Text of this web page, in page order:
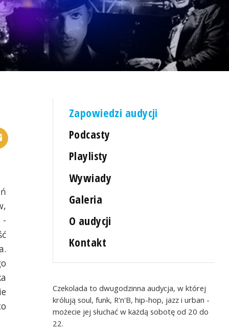
-
Zapowiedzi audycji
Podcasty
Playlisty
Wywiady
Galeria
O audycji
Kontakt
Czekolada to dwugodzinna audycja, w której
królują soul, funk, R'n'B, hip-hop, jazz i urban -
możecie jej słuchać w każdą sobotę od 20 do
22.